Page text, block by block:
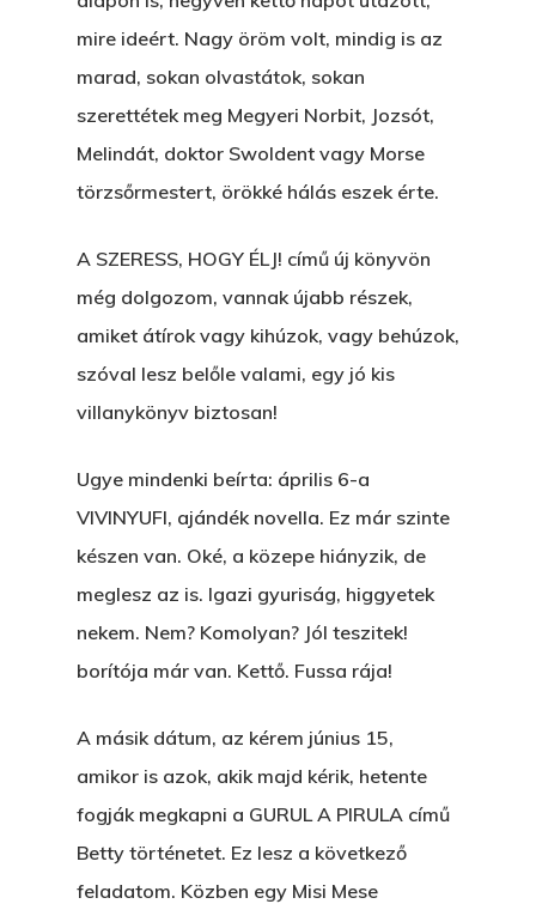
mire ideért. Nagy öröm volt, mindig is az
marad, sokan olvastátok, sokan
szerettétek meg Megyeri Norbit, Jozsót,
Melindát, doktor Swoldent vagy Morse
törzsőrmestert, örökké hálás eszek érte.
A SZERESS, HOGY ÉLJ! című új könyvön
még dolgozom, vannak újabb részek,
amiket átírok vagy kihúzok, vagy behúzok,
szóval lesz belőle valami, egy jó kis
villanykönyv biztosan!
Ugye mindenki beírta: április 6-a
VIVINYUFI, ajándék novella. Ez már szinte
készen van. Oké, a közepe hiányzik, de
meglesz az is. Igazi gyuriság, higgyetek
nekem. Nem? Komolyan? Jól teszitek!
borítója már van. Kettő. Fussa rája!
A másik dátum, az kérem június 15,
amikor is azok, akik majd kérik, hetente
fogják megkapni a GURUL A PIRULA című
Betty történetet. Ez lesz a következő
feladatom. Közben egy Misi Mese